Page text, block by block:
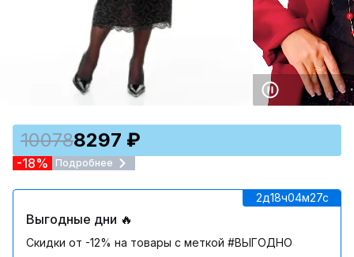
100788297 ₽
-18% Подробнее
2д18ч04м27c
Выгодные дни 🔥
Скидки от -12% на товары с меткой #ВЫГОДНО